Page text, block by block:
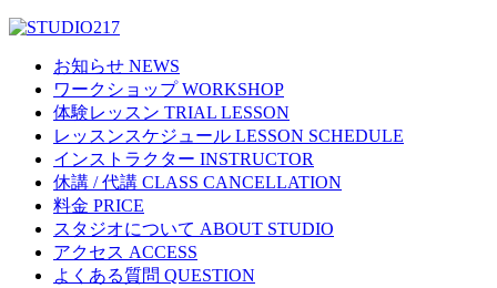
お知らせ NEWS
ワークショップ WORKSHOP
体験レッスン TRIAL LESSON
レッスンスケジュール LESSON SCHEDULE
インストラクター INSTRUCTOR
休講 / 代講 CLASS CANCELLATION
料金 PRICE
スタジオについて ABOUT STUDIO
アクセス ACCESS
よくある質問 QUESTION